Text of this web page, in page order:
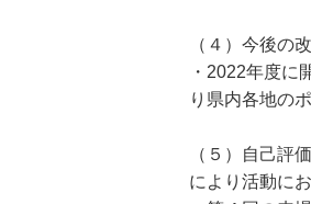
（４）今後の
・2022年度に
り県内各地の
（５）自己評
により活動に